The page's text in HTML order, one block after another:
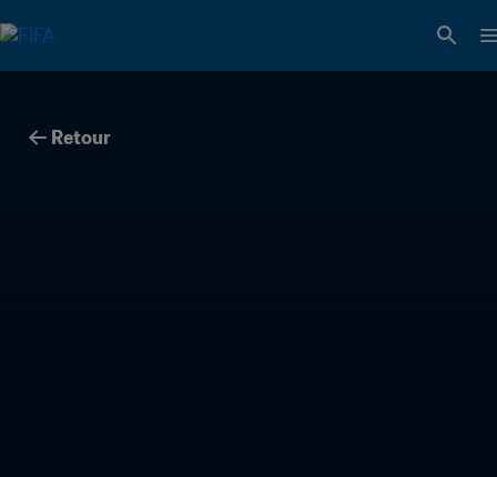
Retour